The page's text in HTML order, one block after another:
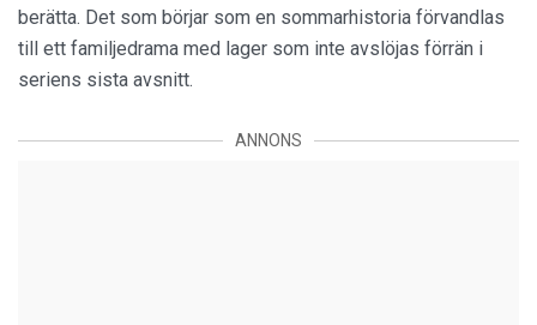
berätta. Det som börjar som en sommarhistoria förvandlas
till ett familjedrama med lager som inte avslöjas förrän i
seriens sista avsnitt.
ANNONS